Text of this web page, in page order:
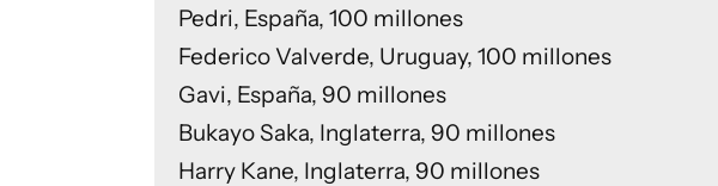
Pedri, España, 100 millones
Federico Valverde, Uruguay, 100 millones
Gavi, España, 90 millones
Bukayo Saka, Inglaterra, 90 millones
Harry Kane, Inglaterra, 90 millones